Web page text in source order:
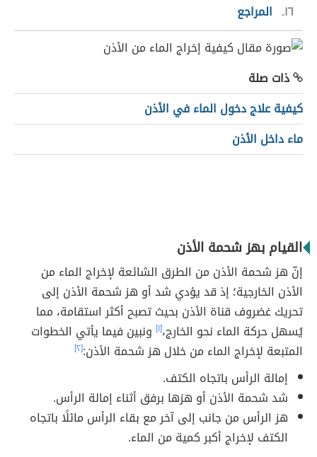
١٦
المراجع
ذات صلة
كيفية علاج دخول الماء في الأذن
ماء داخل الأذن
القيام بهز شحمة الأذن
إنّ هز شحمة الأذن من الطرق الشائعة لإخراج الماء من
الأذن الخارجية؛ إذ قد يؤدي شد أو هز شحمة الأذن إلى
تحريك غضروف قناة الأذن بحيث تصبح أكثر استقامة، مما
يُسهل حركة الماء نحو الخارج،[١] ونبين فيما يأتي الخطوات
المتبعة لإخراج الماء من خلال هز شحمة الأذن:[٢]
إمالة الرأس باتجاه الكتف.
شد شحمة الأذن أو هزها برفق أثناء إمالة الرأس.
هز الرأس من جانب إلى آخر مع بقاء الرأس مائلًا باتجاه
الكتف لإخراج أكبر كمية من الماء.